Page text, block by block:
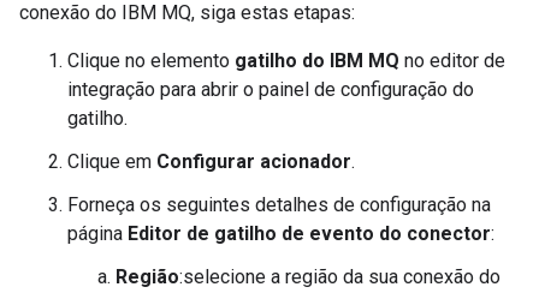
conexão do IBM MQ, siga estas etapas:
Clique no elemento gatilho do IBM MQ no editor de
integração para abrir o painel de configuração do
gatilho.
Clique em Configurar acionador.
Forneça os seguintes detalhes de configuração na
página Editor de gatilho de evento do conector:
Região:selecione a região da sua conexão do